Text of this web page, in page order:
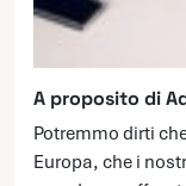
A proposito di
Potremmo dirti
Europa, che i